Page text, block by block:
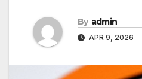
By admin
APR 9, 2026